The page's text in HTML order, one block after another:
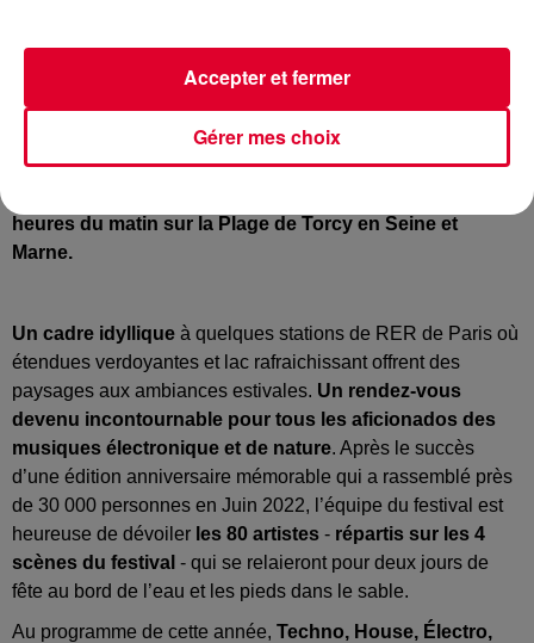
En partenariat avec Radio FG, la 11e édition de
MARVELLOUS ISLAND se tiendra le Samedi 27 &
Dimanche 28 mai (veille de lundi férié) 2023 dans sa
heures du matin sur la Plage de Torcy en Seine et
Marne.
Un cadre idyllique à quelques stations de RER de Paris où
étendues verdoyantes et lac rafraichissant offrent des
paysages aux ambiances estivales. Un rendez-vous
devenu incontournable pour tous les aficionados des
musiques électronique et de nature. Après le succès
d’une édition anniversaire mémorable qui a rassemblé près
de 30 000 personnes en Juin 2022, l’équipe du festival est
heureuse de dévoiler les 80 artistes - répartis sur les 4
scènes du festival - qui se relaieront pour deux jours de
fête au bord de l’eau et les pieds dans le sable.
Au programme de cette année, Techno, House, Électro,
Gérer mes choix
Accepter et fermer